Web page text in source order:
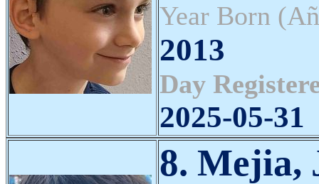
Year Born
2013
Day
2025-05-31
8. Mejia,